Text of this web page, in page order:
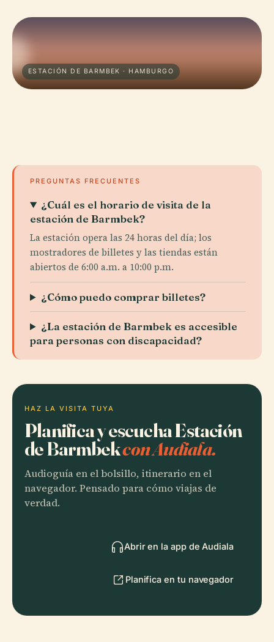
ESTACIÓN DE BARMBEK · HAMBURGO
PREGUNTAS FRECUENTES
¿Cuál es el horario de visita de la
estación de Barmbek?
La estación opera las 24 horas del día; los
mostradores de billetes y las tiendas están
abiertos de 6:00 a.m. a 10:00 p.m.
¿Cómo puedo comprar billetes?
¿La estación de Barmbek es accesible
para personas con discapacidad?
HAZ LA VISITA TUYA
Planifica y escucha Estación
de Barmbekcon Audiala.
Audioguía en el bolsillo, itinerario en el
navegador. Pensado para cómo viajas de
verdad.
Abrir en la app de Audiala
Planifica en tu navegador